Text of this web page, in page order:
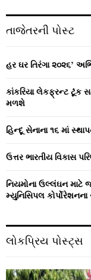
h
o
r
તાજેતરની પોસ્ટ
હર ઘર તિરંગા ૨૦૨૬’
કાંકરિયા લેકફ્રન્ટ
મળશે
હિન્દૂ સેનાના ૧૬ માં
ઉત્તર ભારતીય વિકાસ
નિયમોના ઉલ્લંઘન માટે
મ્યુનિસિપલ
લોકપ્રિય પોસ્ટ્સ